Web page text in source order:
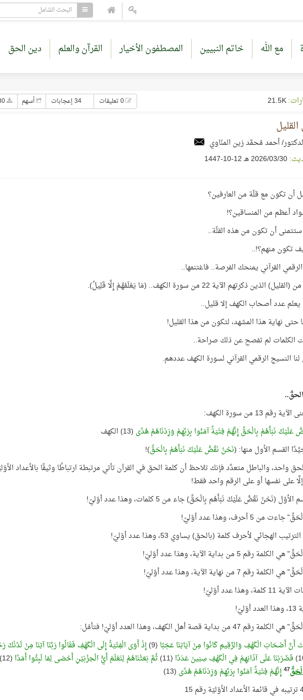
مع الله خاتم النبيين المصطفون الأخيار القرآن والعلم دين الحق
34 إعجابات أسهم
أحمد مُحمَّد زين المنّاوي
30‏/03‏/2026 هـ 12-10-1447
أن تكون مع قلّة من العارفين؟
أعظم من المنساقين؟!
أن تكون من هذه القلّة..
تكون منهم؟!..
القرآني يمنحك الفرصة.. فاغتنمها..
الذين ذكرتهم الآية 22 من سورة الكهف.. (مَا يَعْلَمُهُمْ إِلَّا قَلِيلٌ).
يعلم عدد أصحاب الكهف إلا قليل..
حتى نهاية هذا المشهد، لتكون من هذا القليل!
الكلمات لم تفصح عن ذلك صراحة..
النسيج الرقمي القرآني لسورة الكهف عددهم.
رقم 13 من سورة الكهف:
عَلَيْكَ نَبَأَهُمْ بِالْحَقِّ إِنَّهُمْ فِتْيَةٌ آمَنُوا بِرَبِّهِمْ وَزِدْنَاهُمْ هُدًى (13) الكهف
القسم الأول منها: (نَحْنُ نَقُصُّ عَلَيْكَ نَبَأَهُمْ بِالْحَقِّ)!
واحد، والباطل متعدِّد فإنك تلاحظ أن كلمة الحق في القرآن تأتي مرتبطة ارتباطًا وثيقًا بالأعداد
على نفسها أو على الرقم واحد فقط!
(نَحْنُ نَقُصُّ عَلَيْكَ نَبَأَهُم بِالْحَقِّ) جاء من 5 كلمات، وهذا عدد أوّليّ!
من 5 أحرف، وهذا عدد أوّليّ!
الهجائي لأحرف كلمة (بالحق) يساوي 53، وهذا عدد أوّليّ!
رقم 5 من بداية الآية، وهذا عدد أوّليّ!
رقم 7 من نهاية الآية، وهذا عدد أوّليّ!
وهذا عدد أوّليّ!
47 من بداية قصة أهل الكهف، وهذا العدد أوّليّ! فتأمّل:
أَصْحَابَ الْكَهْفِ وَالرَّقِيمِ كَانُوا مِنْ آيَاتِنَا عَجَبًا (9)
إِذْ أَوَى الْفِتْيَةُ إِلَى الْكَهْفِ فَقَالُوا رَبَّنَا آتِنَا مِنْ
فَضَرَبْنَا عَلَى آذَانِهِمْ فِي الْكَهْفِ سِنِينَ عَدَدًا (11) ثُمَّ بَعَثْنَاهُمْ لِنَعْلَمَ أَيُّ الْحِزْبَيْنِ أَحْصَى لِمَا لَبِثُوا أَمَدًا (12)
47 إِنَّهُمْ فِتْيَةٌ آمَنُوا بِرَبِّهِمْ وَزِدْنَاهُمْ هُدًى (13)